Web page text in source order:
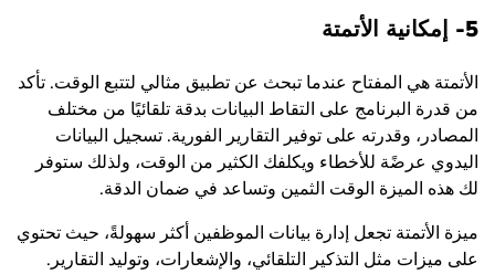
5- إمكانية الأتمتة
الأتمتة هي المفتاح عندما تبحث عن تطبيق مثالي لتتبع الوقت. تأكد
من قدرة البرنامج على التقاط البيانات بدقة تلقائيًا من مختلف
المصادر، وقدرته على توفير التقارير الفورية. تسجيل البيانات
اليدوي عرضًة للأخطاء ويكلفك الكثير من الوقت، ولذلك ستوفر
لك هذه الميزة الوقت الثمين وتساعد في ضمان الدقة.
ميزة الأتمتة تجعل إدارة بيانات الموظفين أكثر سهولةً، حيث تحتوي
على ميزات مثل التذكير التلقائي، والإشعارات، وتوليد التقارير.